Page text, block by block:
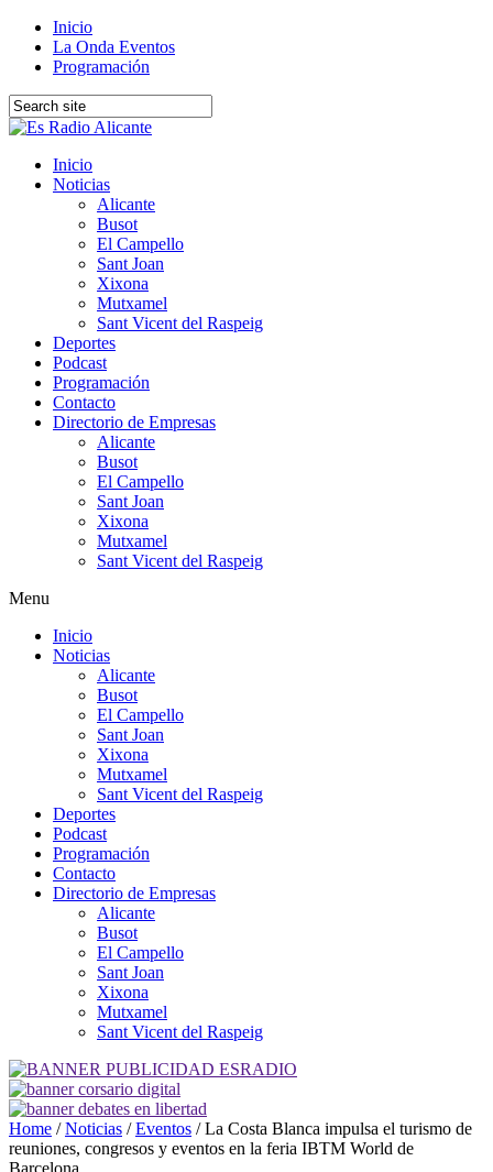
Inicio
La Onda Eventos
Programación
Inicio
Noticias
Alicante
Busot
El Campello
Sant Joan
Xixona
Mutxamel
Sant Vicent del Raspeig
Deportes
Podcast
Programación
Contacto
Directorio de Empresas
Alicante
Busot
El Campello
Sant Joan
Xixona
Mutxamel
Sant Vicent del Raspeig
Menu
Inicio
Noticias
Alicante
Busot
El Campello
Sant Joan
Xixona
Mutxamel
Sant Vicent del Raspeig
Deportes
Podcast
Programación
Contacto
Directorio de Empresas
Alicante
Busot
El Campello
Sant Joan
Xixona
Mutxamel
Sant Vicent del Raspeig
Home /Noticias /Eventos /La Costa Blanca impulsa el turismo de
reuniones, congresos y eventos en la feria IBTM World de
Barcelona